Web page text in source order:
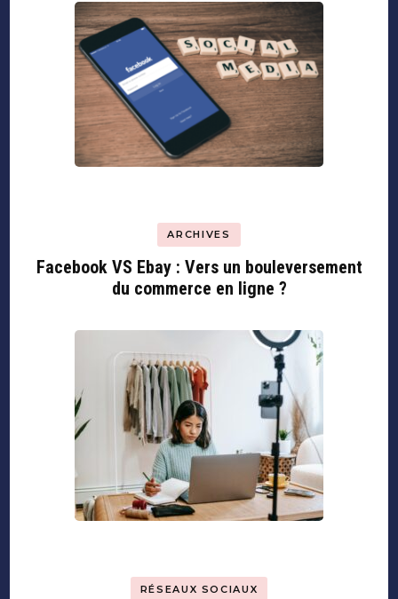
ARCHIVES
Facebook VS Ebay : Vers un bouleversement
du commerce en ligne ?
RÉSEAUX SOCIAUX